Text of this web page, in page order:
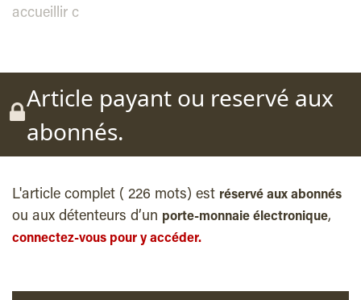
accueillir c
Article payant ou reservé aux
abonnés.
L'article complet ( 226 mots) est réservé aux abonnés
ou aux détenteurs d’un porte-monnaie électronique,
connectez-vous pour y accéder.